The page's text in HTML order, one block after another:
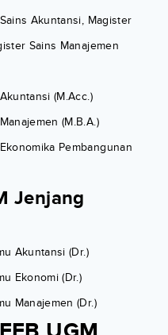
Akuntansi, Magister
Sains Manajemen
(M.Acc.)
(M.B.A.)
Pembangunan
Jenjang
Akuntansi (Dr.)
Ekonomi (Dr.)
Manajemen (Dr.)